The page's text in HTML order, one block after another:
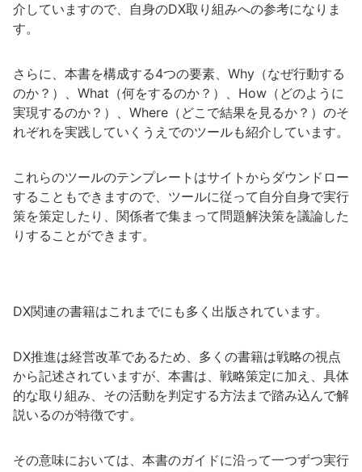
介していますので、自身のDX取り組みへの参考になりま
す。
さらに、本書を構成する4つの要素、Why（なぜ行動する
のか？）、What（何をするのか？）、How（どのように
実現するのか？）、Where（どこで結果を見るか？）のそ
れぞれを実践していくうえでのツールも紹介しています。
これらのツールのテンプレートはサイトからダウンドロー
することもできますので、ツールに従って自分自身で実行
策を策定したり、関係者で集まって問題解決策を議論した
りすることができます。
DX関連の書籍はこれまでにも多く出版されています。
DX推進は経営改革であるため、多くの書籍は戦略の視点
から記述されていますが、本書は、戦略策定に加え、具体
的な取り組み、その活動を判定する方法まで踏み込んで解
説いるのが特徴です。
その意味においては、本書のガイドに沿って一つずつ実行